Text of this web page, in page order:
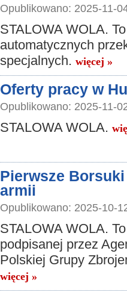
Opublikowano: 2025-11-
STALOWA WOLA.
automatycznych
specjalnych. więcej »
Oferty pracy w
Opublikowano: 2025-11-
STALOWA WOLA.
Pierwsze
armii
Opublikowano: 2025-10-
STALOWA WOLA.
podpisanej przez
Polskiej Grupy
więcej »